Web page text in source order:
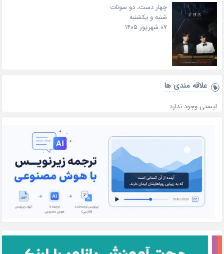
چهار دست، دو سونات
شنبه و یکشنبه
۰۷ شهریور ۱۴۰۵
علاقه‌ مندی ها
لیستی وجود ندارد